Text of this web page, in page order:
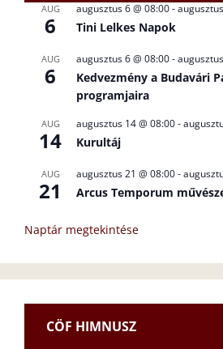
AUG
6
augusztus 6 @ 08:00-
Tini Lelkes Napok
AUG
6
augusztus 6 @ 08:00-
Kedvezmény a Budavári
programjaira
AUG
14
augusztus 14 @ 08:00-
Kurultáj
AUG
21
augusztus 21 @ 08:00-
Arcus Temporum
Naptár megtekintése
CÖF HIMNUSZ